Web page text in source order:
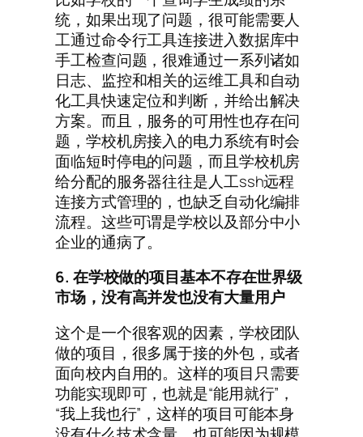
统，如果出现了问题，很可能需要人
工通过命令行工具连接进入数据库中
手工检查问题，很难通过一系列诸如
日志、监控和相关的运维工具和自动
化工具快速定位和判断，并给出解决
方案。而且，服务的可用性也存在问
题，学校机房接入的电力系统有时会
面临短时停电的问题，而且学校机房
给分配的服务器往往是人工ssh远程
连接方式管理的，也缺乏自动化编排
流程。这些可谓是学校以及部分中小
企业的通病了。
6. 在学校做的项目基本不存在世界级
市场，没有高并发也没有大量用户
这个是一个很客观的因素，学校团队
做的项目，很多属于接的外包，或者
面向校内自用的。这样的项目只需要
功能实现即可，也就是“能用就行”，
“我上我也行”，这样的项目可能本身